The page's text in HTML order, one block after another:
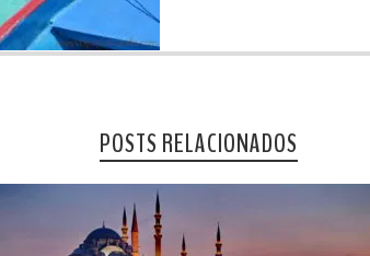
POSTS RELACIONADOS